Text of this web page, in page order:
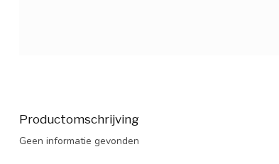
Productomschrijving
Geen informatie gevonden